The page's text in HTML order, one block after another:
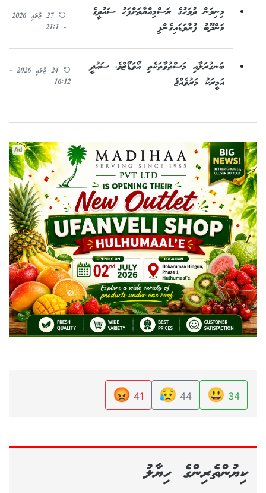
މިނިވަން ދުވަހުގެ ރަސްމިއްޔާތަށްފަހު ސައުދީގެ
މަންދޫބު ފުރާވަޑައިގެންފި
27 ޖުލައި 2026
- 21:1
ބަނގުރަލާއި މަސްތުވާތަކެތި އޯވަޑޯޒްވެ، ސައުދީ
އަމީރަކު މަރުވެއްޖެ
24 ޖުލައި 2026 -
16:12
Ad
34
😃
44
😥
41
😡
ކިޔުންތެރިންގެ ހިޔާލު